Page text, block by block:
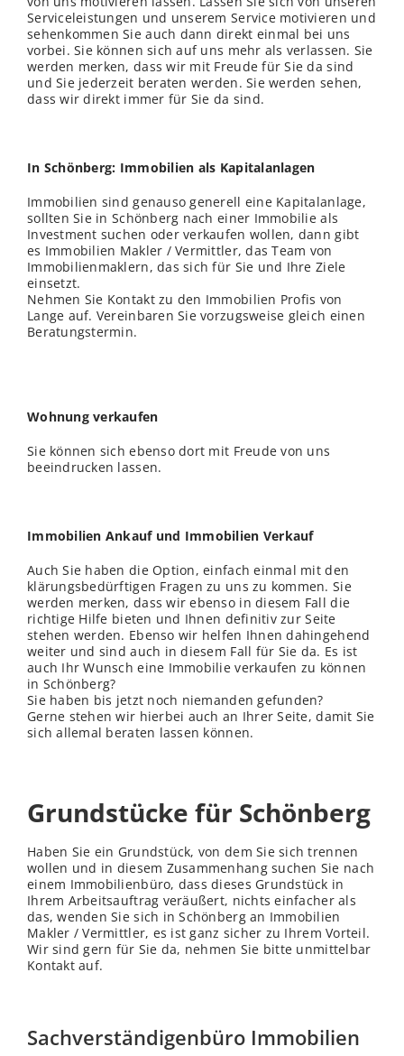
Serviceleistungen und unserem Service motivieren und
sehenkommen Sie auch dann direkt einmal bei uns
vorbei. Sie können sich auf uns mehr als verlassen. Sie
werden merken, dass wir mit Freude für Sie da sind
und Sie jederzeit beraten werden. Sie werden sehen,
dass wir direkt immer für Sie da sind.
In Schönberg: Immobilien als Kapitalanlagen
Immobilien sind genauso generell eine Kapitalanlage,
sollten Sie in Schönberg nach einer Immobilie als
Investment suchen oder verkaufen wollen, dann gibt
es Immobilien Makler / Vermittler, das Team von
Immobilienmaklern, das sich für Sie und Ihre Ziele
einsetzt.
Nehmen Sie Kontakt zu den Immobilien Profis von
Lange auf. Vereinbaren Sie vorzugsweise gleich einen
Beratungstermin.
Wohnung verkaufen
Sie können sich ebenso dort mit Freude von uns
beeindrucken lassen.
Immobilien Ankauf und Immobilien Verkauf
Auch Sie haben die Option, einfach einmal mit den
klärungsbedürftigen Fragen zu uns zu kommen. Sie
werden merken, dass wir ebenso in diesem Fall die
richtige Hilfe bieten und Ihnen definitiv zur Seite
stehen werden. Ebenso wir helfen Ihnen dahingehend
weiter und sind auch in diesem Fall für Sie da. Es ist
auch Ihr Wunsch eine Immobilie verkaufen zu können
in Schönberg?
Sie haben bis jetzt noch niemanden gefunden?
Gerne stehen wir hierbei auch an Ihrer Seite, damit Sie
sich allemal beraten lassen können.
Grundstücke für Schönberg
Haben Sie ein Grundstück, von dem Sie sich trennen
wollen und in diesem Zusammenhang suchen Sie nach
einem Immobilienbüro, dass dieses Grundstück in
Ihrem Arbeitsauftrag veräußert, nichts einfacher als
das, wenden Sie sich in Schönberg an Immobilien
Makler / Vermittler, es ist ganz sicher zu Ihrem Vorteil.
Wir sind gern für Sie da, nehmen Sie bitte unmittelbar
Kontakt auf.
Sachverständigenbüro Immobilien